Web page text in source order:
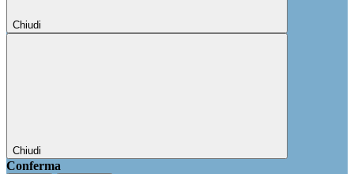
Chiudi
Chiudi
Conferma